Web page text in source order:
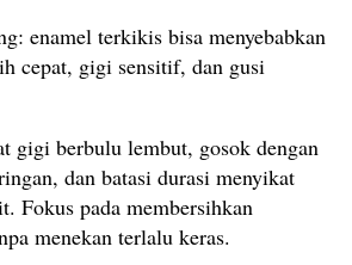
enamel terkikis bisa menyebabkan
cepat, gigi sensitif, dan gusi
gigi berbulu lembut, gosok dengan
dan batasi durasi menyikat
Fokus pada membersihkan
menekan terlalu keras.